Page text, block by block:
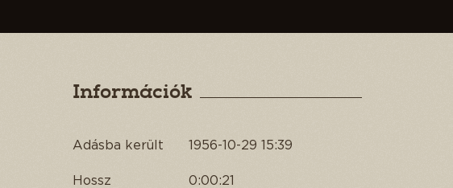
Információk
Adásba került 1956-10-29 15:39
Hossz 0:00:21